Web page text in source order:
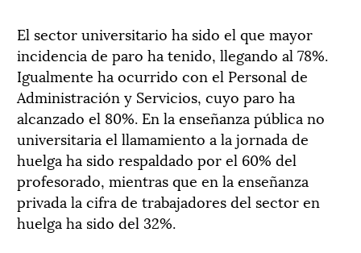
El sector universitario ha sido el que mayor
incidencia de paro ha tenido, llegando al 78%.
Igualmente ha ocurrido con el Personal de
Administración y Servicios, cuyo paro ha
alcanzado el 80%. En la enseñanza pública no
universitaria el llamamiento a la jornada de
huelga ha sido respaldado por el 60% del
profesorado, mientras que en la enseñanza
privada la cifra de trabajadores del sector en
huelga ha sido del 32%.